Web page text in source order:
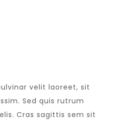
velit laoreet, sit
Sed quis rutrum
Cras sagittis sem sit